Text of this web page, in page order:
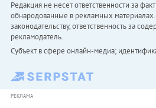
Редакция не несет ответственности за
обнародованные в рекламных
законодательству, ответственность за
рекламодатель.
Субъект в сфере онлайн-медиа;
РЕКЛАМА